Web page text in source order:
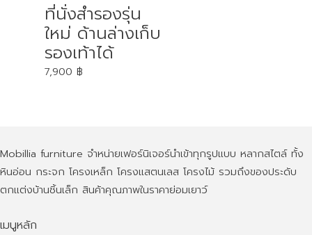
ที่นั่งสำรองรุ่น
ใหม่ ด้านล่างเก็บ
รองเท้าได้
7,900 ฿
Mobillia furniture จำหน่ายเฟอร์นิเจอร์นำเข้าทุกรูปแบบ หลากสไตล์ ทั้ง
หินอ่อน กระจก โครงเหล็ก โครงแสตนเลส โครงไม้ รวมถึงของประดับ
ตกแต่งบ้านชิ้นเล็ก สินค้าคุณภาพในราคาย่อมเยาว์
เมนูหลัก